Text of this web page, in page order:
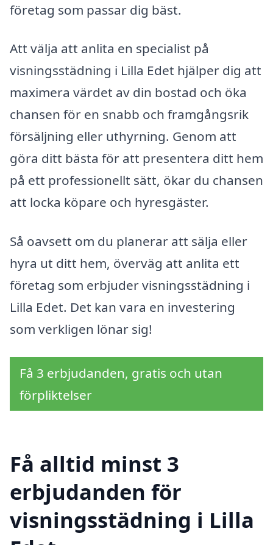
företag som passar dig bäst.
Att välja att anlita en specialist på
visningsstädning i Lilla Edet hjälper dig att
maximera värdet av din bostad och öka
chansen för en snabb och framgångsrik
försäljning eller uthyrning. Genom att
göra ditt bästa för att presentera ditt hem
på ett professionellt sätt, ökar du chansen
att locka köpare och hyresgäster.
Så oavsett om du planerar att sälja eller
hyra ut ditt hem, överväg att anlita ett
företag som erbjuder visningsstädning i
Lilla Edet. Det kan vara en investering
som verkligen lönar sig!
Få 3 erbjudanden, gratis och utan
förpliktelser
Få alltid minst 3
erbjudanden för
visningsstädning i Lilla